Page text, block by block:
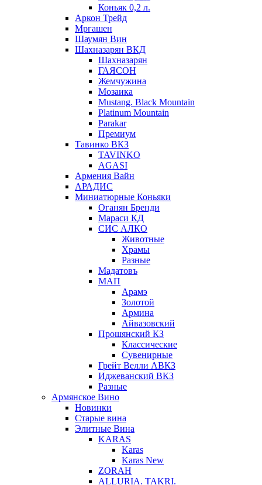
Коньяк 0,2 л.
Аркон Трейд
Мргашен
Шаумян Вин
Шахназарян ВКД
Шахназарян
ГАЯСОН
Жемчужина
Мозаика
Mustang. Black Mountain
Platinum Mountain
Parakar
Премиум
Тавинко ВКЗ
TAVINKO
AGASI
Армения Вайн
АРАДИС
Миниатюрные Коньяки
Оганян Бренди
Мараси КД
СИС АЛКО
Животные
Храмы
Разные
Мадатовъ
МАП
Арамэ
Золотой
Армина
Айвазовский
Прошянский КЗ
Классические
Сувенирные
Грейт Велли АВКЗ
Иджеванский ВКЗ
Разные
Армянское Вино
Новинки
Старые вина
Элитные Вина
KARAS
Karas
Karas New
ZORAH
ALLURIA. TAKRI.